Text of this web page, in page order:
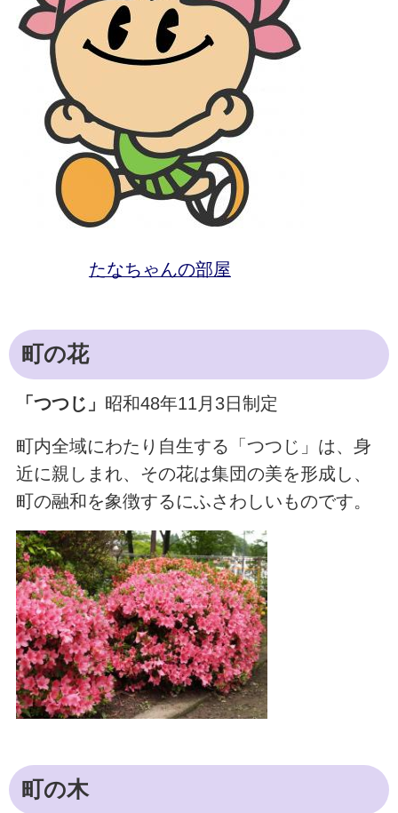
たなちゃんの部屋
町の花
「つつじ」 昭和48年11月3日制定
町内全域にわたり自生する「つつじ」は、身
近に親しまれ、その花は集団の美を形成し、
町の融和を象徴するにふさわしいものです。
町の木